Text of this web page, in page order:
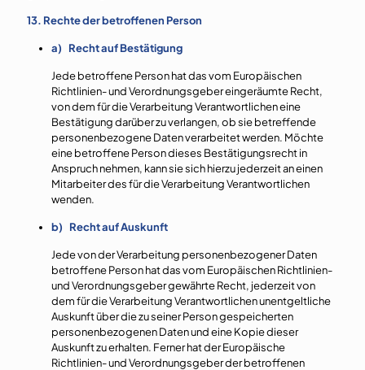
13. Rechte der betroffenen Person
a) Recht auf Bestätigung
Jede betroffene Person hat das vom Europäischen
Richtlinien- und Verordnungsgeber eingeräumte Recht,
von dem für die Verarbeitung Verantwortlichen eine
Bestätigung darüber zu verlangen, ob sie betreffende
personenbezogene Daten verarbeitet werden. Möchte
eine betroffene Person dieses Bestätigungsrecht in
Anspruch nehmen, kann sie sich hierzu jederzeit an einen
Mitarbeiter des für die Verarbeitung Verantwortlichen
wenden.
b) Recht auf Auskunft
Jede von der Verarbeitung personenbezogener Daten
betroffene Person hat das vom Europäischen Richtlinien-
und Verordnungsgeber gewährte Recht, jederzeit von
dem für die Verarbeitung Verantwortlichen unentgeltliche
Auskunft über die zu seiner Person gespeicherten
personenbezogenen Daten und eine Kopie dieser
Auskunft zu erhalten. Ferner hat der Europäische
Richtlinien- und Verordnungsgeber der betroffenen